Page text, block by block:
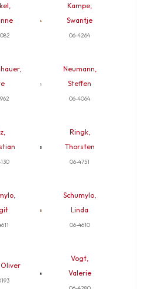
Kampe,
Swantje
06-4264
Neumann,
Steffen
06-4064
Ringk,
Thorsten
06-4751
Schumylo,
Linda
06-4610
Vogt,
Valerie
06-4280